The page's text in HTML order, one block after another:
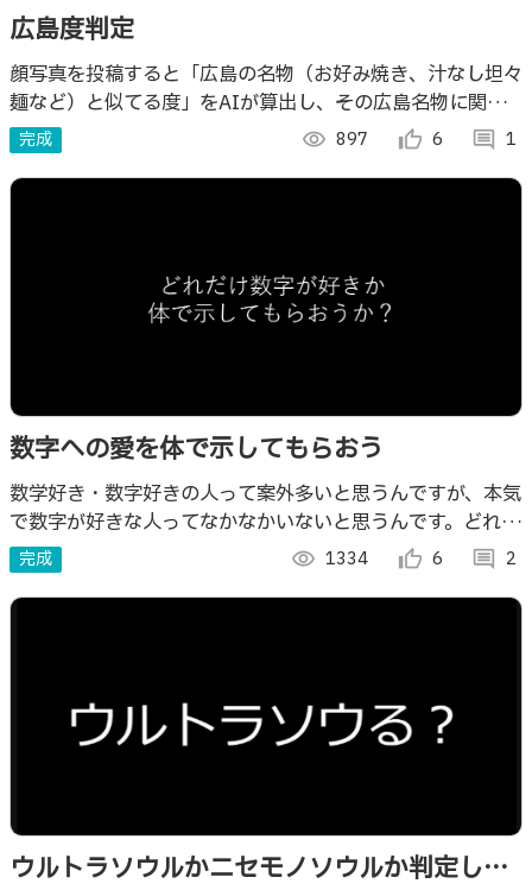
広島度判定
顔写真を投稿すると「広島の名物（お好み焼き、汁なし坦々
麺など）と似てる度」をAIが算出し、その広島名物に関す
るオススメのお店を紹介してくれるLINE BOT
完成 visibility 897 thumb_up_alt 6 comment 1
数字への愛を体で示してもらおう
数学好き・数字好きの人って案外多いと思うんですが、本気
で数字が好きな人ってなかなかいないと思うんです。どれだ
け数字が好きか愛しているか。全力で体を張って判定する
webアプリを作りました。
完成 visibility 1334 thumb_up_alt 6 comment 2
ウルトラソウルかニセモノソウルか判定して